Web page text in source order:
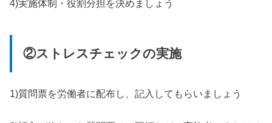
4)実施体制・役割分担を決めましょう
②ストレスチェックの実施
1)質問票を労働者に配布し、記入してもらいましょう